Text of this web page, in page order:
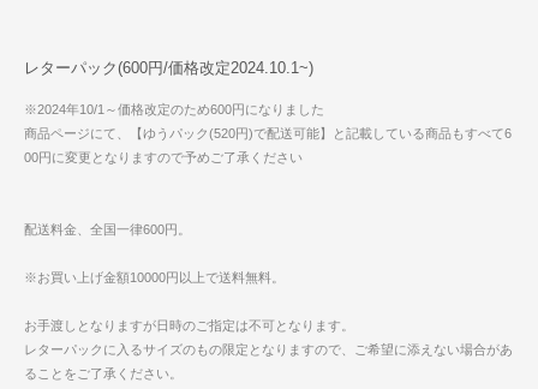
レターパック(600円/価格改定2024.10.1~)
※2024年10/1～価格改定のため600円になりました
商品ページにて、【ゆうパック(520円)で配送可能】と記載している商品もすべて6
00円に変更となりますので予めご了承ください
配送料金、全国一律600円。
※お買い上げ金額10000円以上で送料無料。
お手渡しとなりますが日時のご指定は不可となります。
レターパックに入るサイズのもの限定となりますので、ご希望に添えない場合があ
ることをご了承ください。